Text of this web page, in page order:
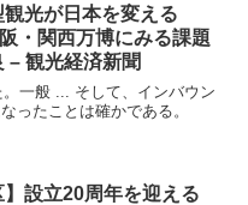
観光が日本を変える
・関西万博にみる課題
– 観光経済新聞
一般 ... そして、インバウン
ったことは確かである。
】設立20周年を迎える